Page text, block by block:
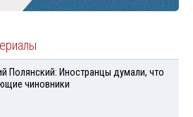
Полянский: Иностранцы думали, что
чиновники